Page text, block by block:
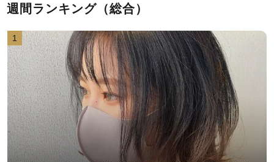
週間ランキング（総合）
1